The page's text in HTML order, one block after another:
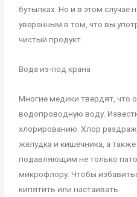
бутылках. Но и в этом случае
уверенным в том, что вы
чистый продукт.
Вода из-под крана
Многие медики твердят, что
водопроводную воду.
хлорированию. Хлор
желудка и кишечника, а
подавляющим не только
микрофлору. Чтобы
кипятить или настаивать.